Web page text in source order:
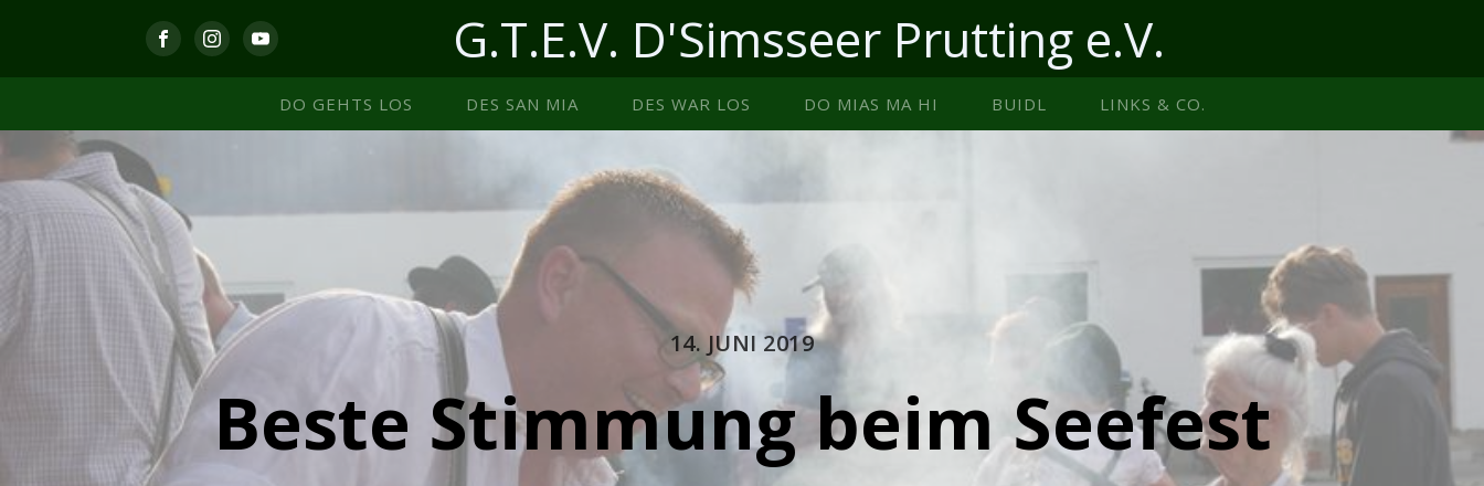
G.T.E.V. D'Simsseer Prutting e.V.
DO GEHTS LOS DES SAN MIA DES WAR LOS DO MIAS MA HI BUIDL LINKS & CO.
14. JUNI 2019
Beste Stimmung beim Seefest